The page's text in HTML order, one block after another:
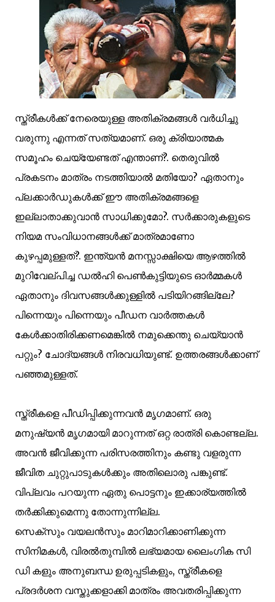
സ്ത്രീകള്‍ക്ക് നേരെയുള്ള അതിക്രമങ്ങള്‍ വര്‍ധിച്ചു
വരുന്നു എന്നത് സത്യമാണ്. ഒരു ക്രിയാത്മക
സമൂഹം ചെയ്യേണ്ടത് എന്താണ്?. തെരുവില്‍
പ്രകടനം മാത്രം നടത്തിയാല്‍ മതിയോ? ഏതാനും
പ്ലക്കാര്‍ഡുകള്‍ക്ക് ഈ അതിക്രമങ്ങളെ
ഇല്ലാതാക്കുവാന്‍ സാധിക്കുമോ?. സര്‍ക്കാരുകളുടെ
നിയമ സംവിധാനങ്ങള്‍ക്ക് മാത്രമാണോ
കുഴപ്പമുള്ളത്?. ഇന്ത്യന്‍ മനസ്സാക്ഷിയെ ആഴത്തില്‍
മുറിവേല്പിച്ച ഡല്‍ഹി പെണ്‍കുട്ടിയുടെ ഓര്‍മ്മകള്‍
ഏതാനും ദിവസങ്ങള്‍ക്കുള്ളില്‍ പടിയിറങ്ങില്ലേ?
പിന്നെയും പിന്നെയും പീഡന വാര്‍ത്തകള്‍
കേള്‍ക്കാതിരിക്കണമെങ്കില്‍ നമുക്കെന്തു ചെയ്യാന്‍
പറ്റും? ചോദ്യങ്ങള്‍ നിരവധിയുണ്ട്. ഉത്തരങ്ങള്‍ക്കാണ്
പഞ്ഞമുള്ളത്.
സ്ത്രീകളെ പീഡിപ്പിക്കുന്നവന്‍ മൃഗമാണ്‌. ഒരു
മനുഷ്യന്‍ മൃഗമായി മാറുന്നത് ഒറ്റ രാത്രി കൊണ്ടല്ല.
അവന്‍ ജീവിക്കുന്ന പരിസരത്തിനും കണ്ടു വളരുന്ന
ജീവിത ചുറ്റുപാടുകള്‍ക്കും അതിലൊരു പങ്കുണ്ട്.
വിപ്ലവം പറയുന്ന ഏതു പൊട്ടനും ഇക്കാര്യത്തില്‍
തര്‍ക്കിക്കുമെന്നു തോന്നുന്നില്ല.
സെക്സും വയലന്‍സും മാറിമാറിക്കാണിക്കുന്ന
സിനിമകള്‍, വിരല്‍തുമ്പില്‍ ലഭ്യമായ ലൈംഗിക സി
ഡി കളും അനുബന്ധ ഉരുപ്പടികളും, സ്ത്രീകളെ
പ്രദര്‍ശന വസ്തുക്കളാക്കി മാത്രം അവതരിപ്പിക്കുന്ന